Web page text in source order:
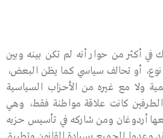
في أكثر من حوار أنه لم تكن بينه وبين
أو تحالف سياسي كما يظن البعض،
ولا مع غيره من الأحزاب السياسية
الطرفين كانت علاقة مواطنة فقط، وهي
أردوغان ومن شاركه في تأسيس حزبه